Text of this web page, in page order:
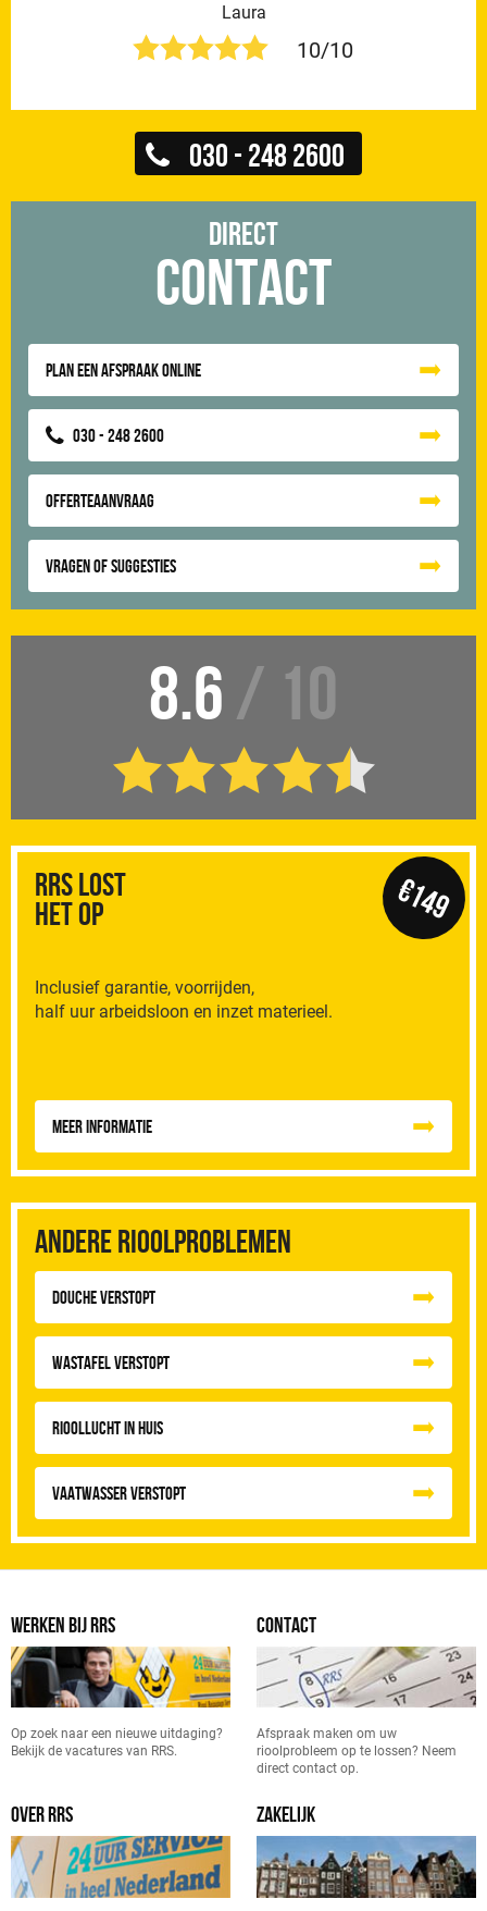
Laura
10/10
030 - 248 2600
Direct
Contact
Plan een afspraak online
030 - 248 2600
Offerteaanvraag
Vragen of suggesties
8.6 / 10
RRS Lost
het op
Inclusief garantie, voorrijden,
half uur arbeidsloon en inzet materieel.
€149
Meer informatie
Andere rioolproblemen
Douche Verstopt
Wastafel Verstopt
Rioollucht in huis
Vaatwasser Verstopt
WERKEN BIJ RRS
Op zoek naar een nieuwe uitdaging?
Bekijk de vacatures van RRS.
CONTACT
Afspraak maken om uw
rioolprobleem op te lossen? Neem
direct contact op.
OVER RRS ZAKELIJK